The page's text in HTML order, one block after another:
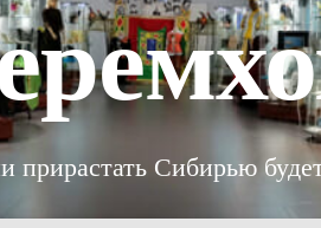
прирастать Сибирью